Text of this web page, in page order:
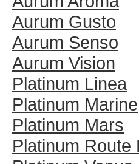
Aurum Gusto
Aurum Senso
Aurum Vision
Platinum Linea
Platinum Marine
Platinum Mars
Platinum Route